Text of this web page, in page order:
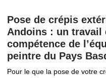
Pose de crépis
Andoins : un travail
compétence de
peintre du Pays
Pour le que la pose de votre